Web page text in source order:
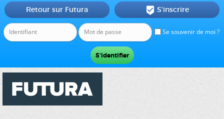
Se souvenir de moi ?
Retour sur Futura  S'inscrire